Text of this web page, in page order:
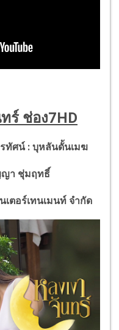
ร์ ช่อง7HD
ทัศน์ : บุหลันดั้นเมฆ
า ชุ่มฤทธิ์
เตอร์เทนเมนท์ จำกัด